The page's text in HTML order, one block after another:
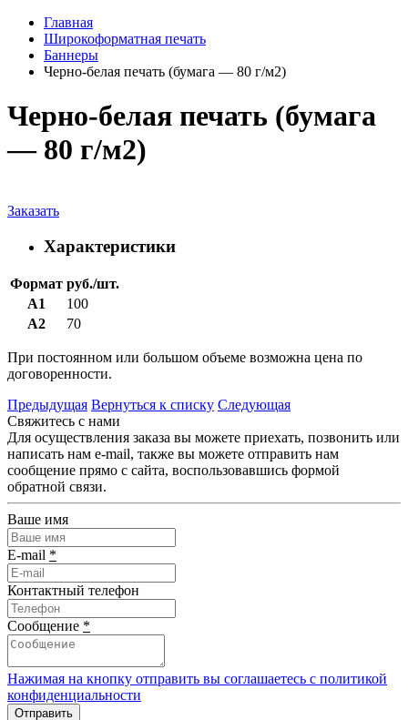
Главная
Широкоформатная печать
Баннеры
Черно-белая печать (бумага — 80 г/м2)
Черно-белая печать (бумага
— 80 г/м2)
Заказать
Характеристики
Формат руб./шт.
А1
100
А2
70
При постоянном или большом объеме возможна цена по
договоренности.
Предыдущая Вернуться к списку Следующая
Свяжитесь с нами
Для осуществления заказа вы можете приехать, позвонить или
написать нам e-mail, также вы можете отправить нам
сообщение прямо с сайта, воспользовавшись формой
обратной связи.
Ваше имя
E-mail *
Контактный телефон
Сообщение *
Нажимая на кнопку отправить вы соглашаетесь с политикой
конфиденциальности
Отправить